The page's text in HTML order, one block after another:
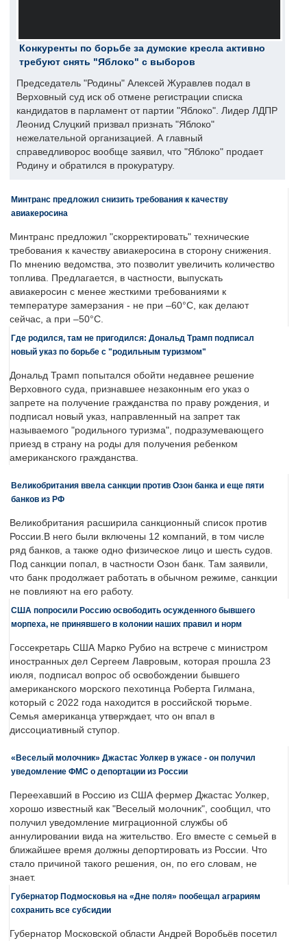
Конкуренты по борьбе за думские кресла активно
требуют снять "Яблоко" с выборов
Председатель "Родины" Алексей Журавлев подал в
Верховный суд иск об отмене регистрации списка
кандидатов в парламент от партии "Яблоко". Лидер ЛДПР
Леонид Слуцкий призвал признать "Яблоко"
нежелательной организацией. А главный
справедливорос вообще заявил, что "Яблоко" продает
Родину и обратился в прокуратуру.
Минтранс предложил снизить требования к качеству
авиакеросина
Минтранс предложил "скорректировать" технические
требования к качеству авиакеросина в сторону снижения.
По мнению ведомства, это позволит увеличить количество
топлива. Предлагается, в частности, выпускать
авиакеросин с менее жесткими требованиями к
температуре замерзания - не при –60°C, как делают
сейчас, а при –50°C.
Где родился, там не пригодился: Дональд Трамп подписал
новый указ по борьбе с "родильным туризмом"
Дональд Трамп попытался обойти недавнее решение
Верховного суда, признавшее незаконным его указ о
запрете на получение гражданства по праву рождения, и
подписал новый указ, направленный на запрет так
называемого "родильного туризма", подразумевающего
приезд в страну на роды для получения ребенком
американского гражданства.
Великобритания ввела санкции против Озон банка и еще пяти
банков из РФ
Великобритания расширила санкционный список против
России.В него были включены 12 компаний, в том числе
ряд банков, а также одно физическое лицо и шесть судов.
Под санкции попал, в частности Озон банк. Там заявили,
что банк продолжает работать в обычном режиме, санкции
не повлияют на его работу.
США попросили Россию освободить осужденного бывшего
морпеха, не принявшего в колонии наших правил и норм
Госсекретарь США Марко Рубио на встрече с министром
иностранных дел Сергеем Лавровым, которая прошла 23
июля, подписал вопрос об освобождении бывшего
американского морского пехотинца Роберта Гилмана,
который с 2022 года находится в российской тюрьме.
Семья американца утверждает, что он впал в
диссоциативный ступор.
«Веселый молочник» Джастас Уолкер в ужасе - он получил
уведомление ФМС о депортации из России
Переехавший в Россию из США фермер Джастас Уолкер,
хорошо известный как "Веселый молочник", сообщил, что
получил уведомление миграционной службы об
аннулировании вида на жительство. Его вместе с семьей в
ближайшее время должны депортировать из России. Что
стало причиной такого решения, он, по его словам, не
знает.
Губернатор Подмосковья на «Дне поля» пообещал аграриям
сохранить все субсидии
Губернатор Московской области Андрей Воробьёв посетил